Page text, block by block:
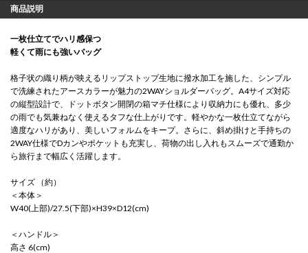
商品説明
一枚仕立てでハリ感保つ
軽くて雨にも強いバッグ
格子状の織り柄が映えるリップストップ生地に撥水加工を施した、シンプル
で洗練されたアースカラーが魅力の2WAYショルダーバッグ。A4サイズ対応
の縦型設計で、ドットボタン開閉の箱マチ仕様により収納力にも優れ、多少
の雨でも気兼ねなく使えるタフな仕上がりです。軽やかな一枚仕立てながら
適度なハリがあり、美しいフォルムをキープ。さらに、斜め掛けと手持ちの
2WAY仕様でDカンやポケットも充実し、荷物の出し入れもスムーズで通勤か
ら旅行まで幅広く活躍します。
サイズ （約）
＜本体＞
W40(上部)/27.5(下部)×H39×D12(cm)
＜ハンドル＞
高さ 6(cm)